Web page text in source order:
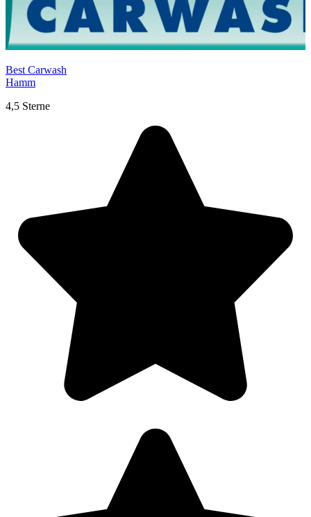
Best Carwash
Hamm
4,5 Sterne